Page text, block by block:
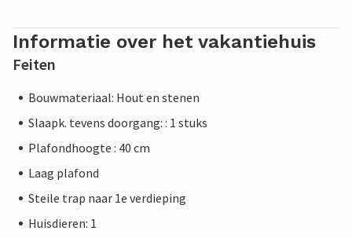
Informatie over het vakantiehuis
Feiten
Bouwmateriaal: Hout en stenen
Slaapk. tevens doorgang: : 1 stuks
Plafondhoogte : 40 cm
Laag plafond
Steile trap naar 1e verdieping
Huisdieren: 1